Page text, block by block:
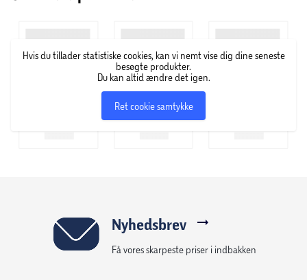
Hvis du tillader statistiske cookies, kan vi nemt vise dig dine seneste
besøgte produkter.
Du kan altid ændre det igen.
Ret cookie samtykke
Nyhedsbrev
Få vores skarpeste priser i indbakken